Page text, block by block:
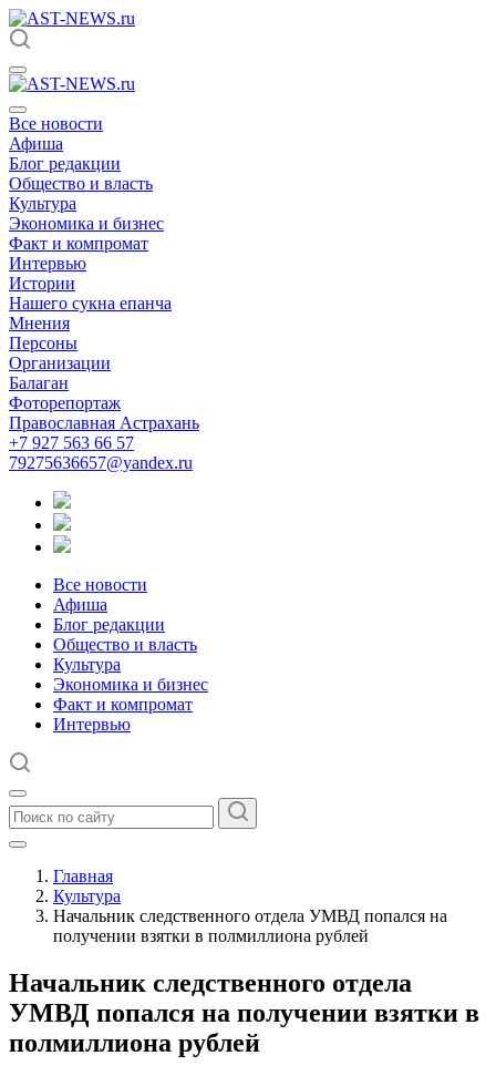
Все новости
Афиша
Блог редакции
Общество и власть
Культура
Экономика и бизнес
Факт и компромат
Интервью
Истории
Нашего сукна епанча
Мнения
Персоны
Организации
Балаган
Фоторепортаж
Православная Астрахань
+7 927 563 66 57
79275636657@yandex.ru
Все новости
Афиша
Блог редакции
Общество и власть
Культура
Экономика и бизнес
Факт и компромат
Интервью
Главная
Культура
Начальник следственного отдела УМВД попался на
получении взятки в полмиллиона рублей
Начальник следственного отдела
УМВД попался на получении взятки в
полмиллиона рублей